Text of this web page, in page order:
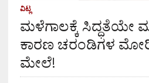
ವಿಟ್ಲ
ಮಳೆಗಾಲಕ್ಕೆ ಸಿದ್ಧತೆಯೇ
ಕಾರಣ ಚರಂಡಿಗಳ
ಮೇಲೆ!